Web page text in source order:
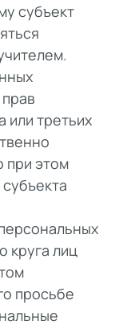
субъект
или третьих
при этом
круга лиц
просьбе